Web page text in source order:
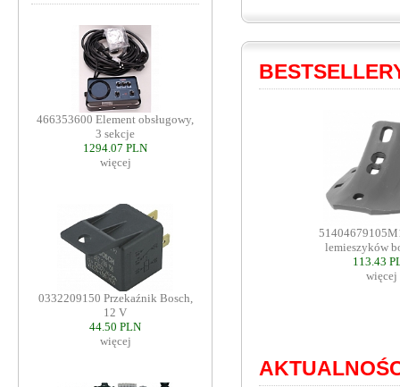
466353600 Element obsługowy,
3 sekcje
1294.07 PLN
więcej
0332209150 Przekaźnik Bosch,
12 V
44.50 PLN
więcej
lemieszyków
113.43
więcej